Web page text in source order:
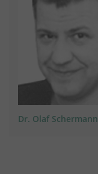
Dr. Olaf Schermann